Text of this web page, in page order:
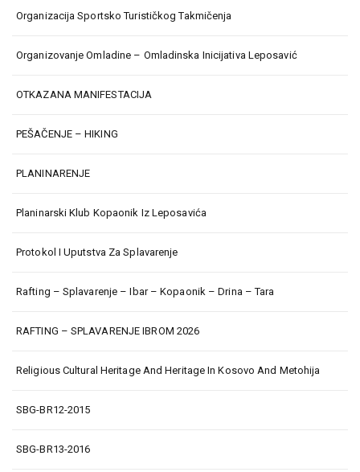
Organizacija Sportsko Turističkog Takmičenja
Organizovanje Omladine – Omladinska Inicijativa Leposavić
OTKAZANA MANIFESTACIJA
PEŠAČENJE – HIKING
PLANINARENJE
Planinarski Klub Kopaonik Iz Leposavića
Protokol I Uputstva Za Splavarenje
Rafting – Splavarenje – Ibar – Kopaonik – Drina – Tara
RAFTING – SPLAVARENJE IBROM 2026
Religious Cultural Heritage And Heritage In Kosovo And Metohija
SBG-BR12-2015
SBG-BR13-2016